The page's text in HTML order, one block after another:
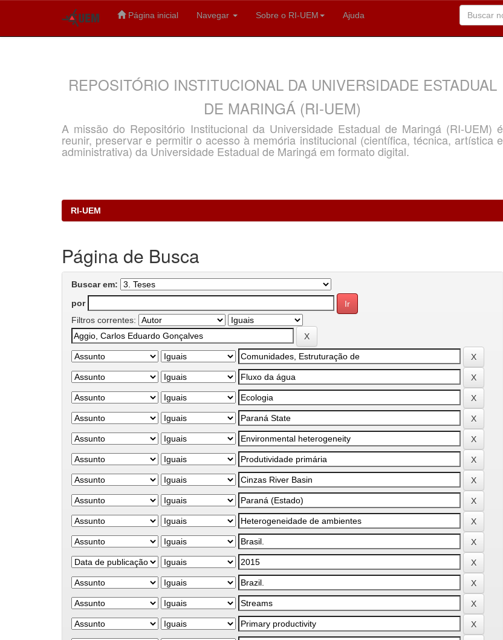
Página inicial Navegar Sobre o RI-UEM Ajuda
REPOSITÓRIO INSTITUCIONAL DA UNIVERSIDADE ESTADUAL
DE MARINGÁ (RI-UEM)
A missão do Repositório Institucional da Universidade Estadual de Maringá (RI-UEM) é
reunir, preservar e permitir o acesso à memória institucional (científica, técnica, artística e
administrativa) da Universidade Estadual de Maringá em formato digital.
RI-UEM
Página de Busca
Buscar em:
por
Filtros correntes: